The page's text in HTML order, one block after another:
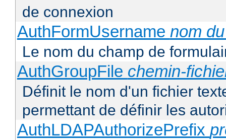
de connexion
AuthFormUsername nom
Le nom du champ de
AuthGroupFile chemin-
Définit le nom d'un fichier
permettant de définir les
AuthLDAPAuthorizePrefix